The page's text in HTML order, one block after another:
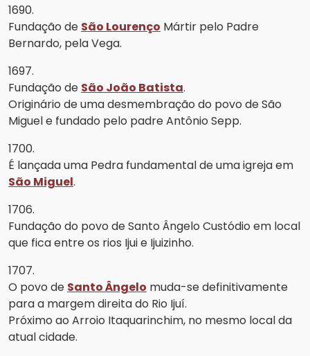
1690.
Fundação de São Lourenço Mártir pelo Padre
Bernardo, pela Vega.
1697.
Fundação de São João Batista.
Originário de uma desmembração do povo de São
Miguel e fundado pelo padre Antônio Sepp.
1700.
É lançada uma Pedra fundamental de uma igreja em
São Miguel.
1706.
Fundação do povo de Santo Ângelo Custódio em local
que fica entre os rios Ijui e Ijuizinho.
1707.
O povo de Santo Ângelo muda-se definitivamente
para a margem direita do Rio Ijuí.
Próximo ao Arroio Itaquarinchim, no mesmo local da
atual cidade.